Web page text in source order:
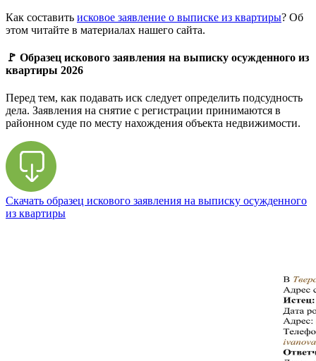
Как составить исковое заявление о выписке из квартиры? Об
этом читайте в материалах нашего сайта.
🚩 Образец искового заявления на выписку осужденного из
квартиры 2026
Перед тем, как подавать иск следует определить подсудность
дела. Заявления на снятие с регистрации принимаются в
районном суде по месту нахождения объекта недвижимости.
Скачать образец искового заявления на выписку осужденного
из квартиры